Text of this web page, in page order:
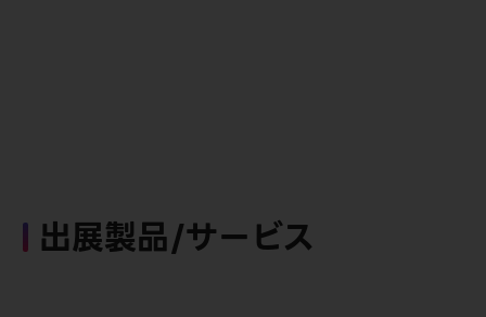
出展製品/サービス